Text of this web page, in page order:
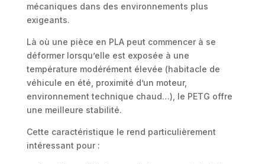
mécaniques dans des environnements plus
exigeants.
Là où une pièce en PLA peut commencer à se
déformer lorsqu’elle est exposée à une
température modérément élevée (habitacle de
véhicule en été, proximité d’un moteur,
environnement technique chaud…), le PETG offre
une meilleure stabilité.
Cette caractéristique le rend particulièrement
intéressant pour :